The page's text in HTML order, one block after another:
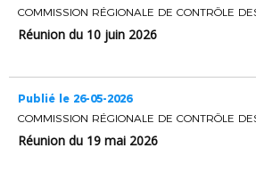
Réunion du 10 juin 2026
Publié le 26-05-2026
Réunion du 19 mai 2026